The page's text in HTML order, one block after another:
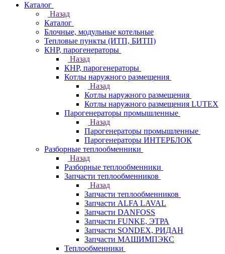
Каталог
Назад
Каталог
Блочные, модульные котельные
Тепловые пункты (ИТП, БИТП)
КНР, парогенераторы
Назад
КНР, парогенераторы
Котлы наружного размещения
Назад
Котлы наружного размещения
Котлы наружного размещения LUTEX
Парогенераторы промышленные
Назад
Парогенераторы промышленные
Парогенераторы ИНТЕРБЛОК
Разборные теплообменники
Назад
Разборные теплообменники
Запчасти теплообменников
Назад
Запчасти теплообменников
Запчасти ALFA LAVAL
Запчасти DANFOSS
Запчасти FUNKE, ЭТРА
Запчасти SONDEX, РИДАН
Запчасти МАШИМПЭКС
Теплообменники